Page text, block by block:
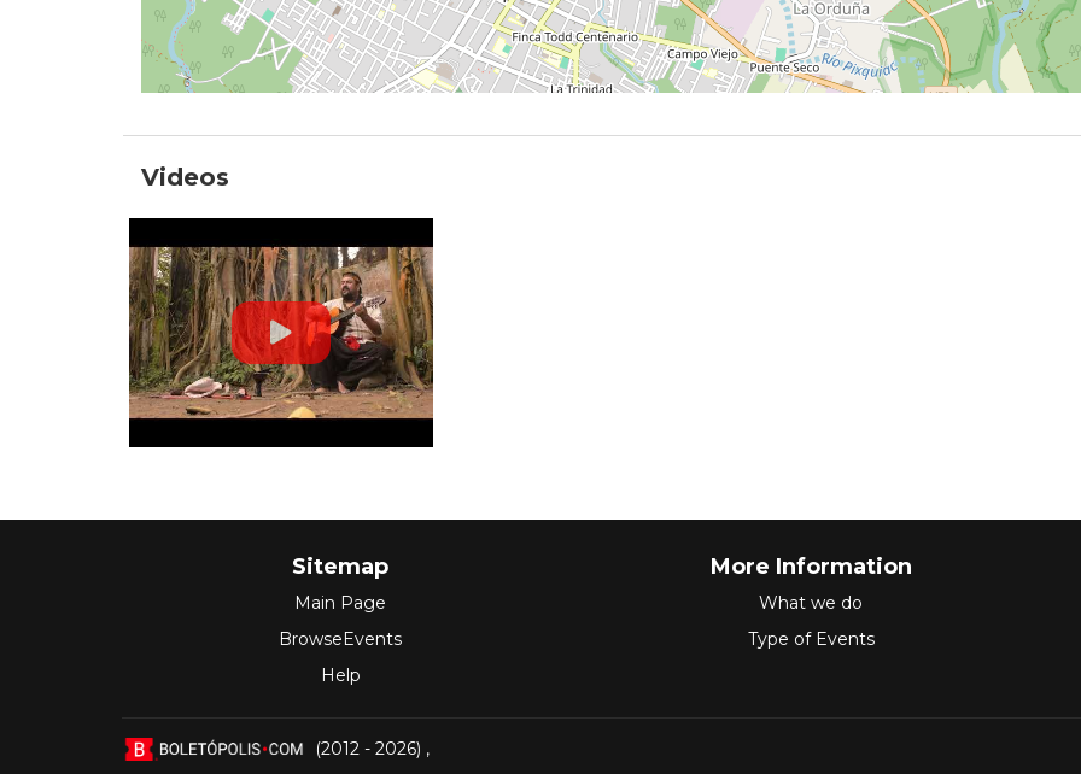
Videos
Sitemap
Main Page
BrowseEvents
Help
More Information
What we do
Type of Events
(2012 - 2026) ,